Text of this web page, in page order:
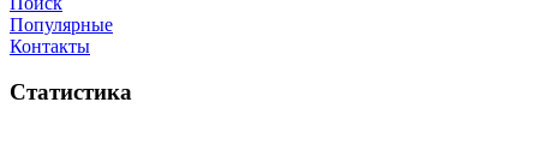
Популярные
Контакты
Статистика